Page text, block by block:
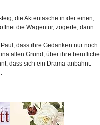
die Aktentasche in der einen,
die Wagentür, zögerte, dann
dass ihre Gedanken nur noch
allen Grund, über ihre berufliche
dass sich ein Drama anbahnt.